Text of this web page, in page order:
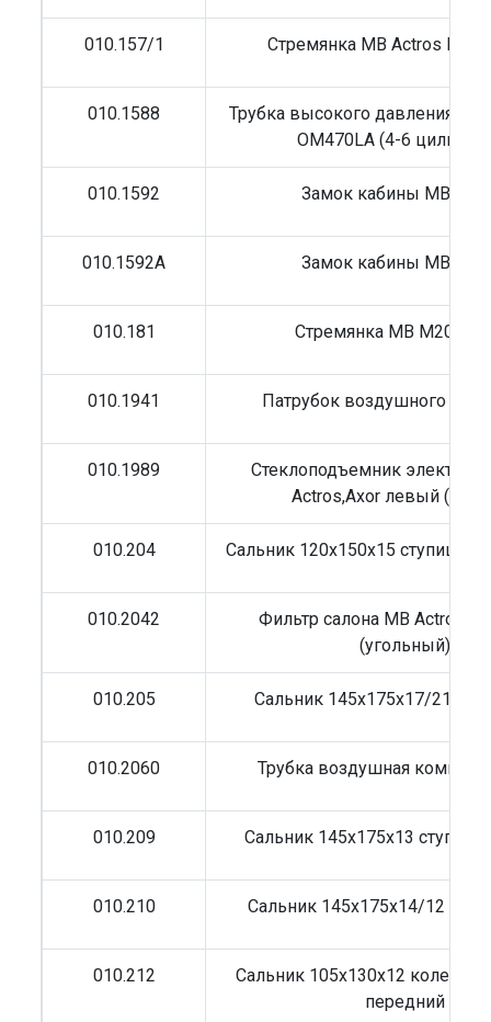
010.157/1 Стремянка MB Actros M20
010.1588
Трубка высокого давления
OM470LA (4-6
010.1592 Замок кабины MB
010.1592A Замок кабины MB
010.181 Стремянка MB M20 82/
010.1941 Патрубок воздушного
010.1989
Стеклоподъемник
Actros,Axor левый (в
010.204 Сальник 120x150x15 ступицы
010.2042
Фильтр салона MB Actros
(угольный)
010.205 Сальник 145x175x17/21
010.2060 Трубка воздушная
010.209 Сальник 145x175x13
010.210 Сальник 145x175x14/12
010.212
Сальник 105x130x12
передний